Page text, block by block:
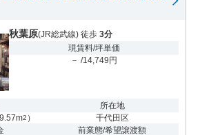
秋葉原(JR総武線) 徒歩 3分
現賃料/坪単価
－ /14,749円
2 ）
所在地
千代田区
前業態/希望譲渡額